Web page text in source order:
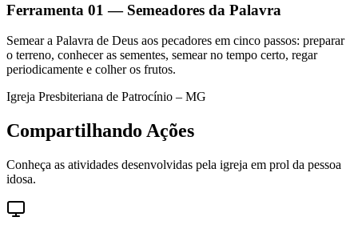
Ferramenta 01 — Semeadores da Palavra
Semear a Palavra de Deus aos pecadores em cinco passos: preparar
o terreno, conhecer as sementes, semear no tempo certo, regar
periodicamente e colher os frutos.
Igreja Presbiteriana de Patrocínio – MG
Compartilhando Ações
Conheça as atividades desenvolvidas pela igreja em prol da pessoa
idosa.